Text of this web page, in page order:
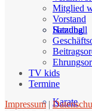
Handball
Karate
Mitglied
Vorstand
Satzung
TV kids
Termine
Impressum|